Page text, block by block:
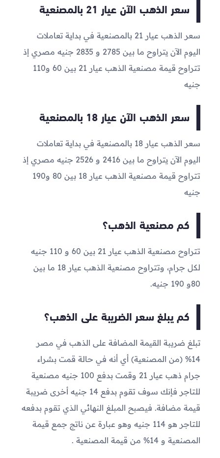
سعر الذهب الآن عيار 21 بالمصنعية
سعر الذهب عيار 21 بالمصنعية في بداية تعاملات
اليوم الآن يتراوح ما بين 2785 و 2835 جنيه مصري إذ
تتراوح قيمة مصنعية الذهب عيار 21 بين 60 و110
جنيه
سعر الذهب الآن عيار 18 بالمصنعية
سعر الذهب عيار 18 بالمصنعية في بداية تعاملات
اليوم الآن يتراوح ما بين 2416 و 2526 جنيه مصري إذ
تتراوح قيمة مصنعية الذهب عيار 18 بين 80 و190
جنيه
كم مصنعية الذهب؟
تتراوح مصنعية الذهب عيار 21 بين 60 و 110 جنيه
لكل جرام، وتتراوح مصنعية الذهب عيار 18 ما بين
80و 190 جنيه.
كم يبلغ سعر الضريبة على الذهب؟
تبلغ ضريبة القيمة المضافة على الذهب في مصر
14% (من المصنعية) أي أنه في حالة قمت بشراء
جرام ذهب عيار 21 وقمت بدفع 100 جنيه مصنعية
للتاجر فإنك سوف تقوم بدفع 14 جنيه أخرى ضريبة
قيمة مضافة. فيصبح المبلغ النهائي الذي تقوم بدفعه
للتاجر هو 114 جنيه وهو عبارة عن ناتج جمع قيمة
المصنعية و 14% من قيمة المصنعية .